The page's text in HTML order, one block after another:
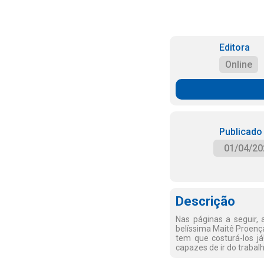
Editora
Online
01/04/
Descrição
Nas páginas a
belíssima Maitê
tem que costurá-los
capazes de ir do